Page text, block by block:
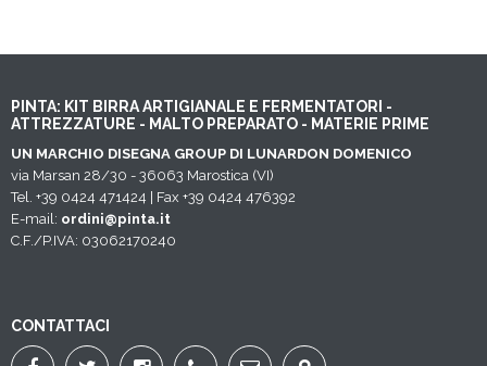
PINTA: KIT BIRRA ARTIGIANALE E FERMENTATORI -
ATTREZZATURE - MALTO PREPARATO - MATERIE PRIME
UN MARCHIO DISEGNA GROUP DI LUNARDON DOMENICO
via Marsan 28/30 - 36063 Marostica (VI)
Tel. +39 0424 471424 | Fax +39 0424 476392
E-mail: ordini@pinta.it
C.F./P.IVA: 03062170240
CONTATTACI